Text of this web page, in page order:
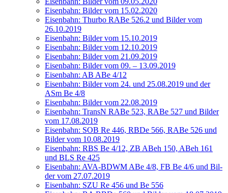
Eisen­bahn: Bil­der vom 15.02.2020
Eisen­bahn: Thur­bo RABe 526.2 und Bil­der vom
26.10.2019
Eisen­bahn: Bil­der vom 15.10.2019
Eisen­bahn: Bil­der vom 12.10.2019
Eisen­bahn: Bil­der vom 21.09.2019
Eisen­bahn: Bil­der vom 09. – 13.09.2019
Eisen­bahn: AB ABe 4/12
Eisen­bahn: Bil­der vom 24. und 25.08.2019 und der
ASm Be 4/8
Eisen­bahn: Bil­der vom 22.08.2019
Eisen­bahn: TransN RABe 523, RABe 527 und Bil­der
vom 17.08.2019
Eisen­bahn: SOB Re 446, RBDe 566, RABe 526 und
Bil­der vom 10.08.2019
Eisen­bahn: RBS Be 4/12, ZB ABeh 150, ABeh 161
und BLS Re 425
Eisen­bahn: AVA-BDWM ABe 4/8, FB Be 4/6 und Bil­
der vom 27.07.2019
Eisen­bahn: SZU Re 456 und Be 556